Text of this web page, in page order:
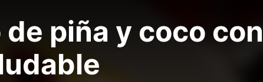
piña y coco con